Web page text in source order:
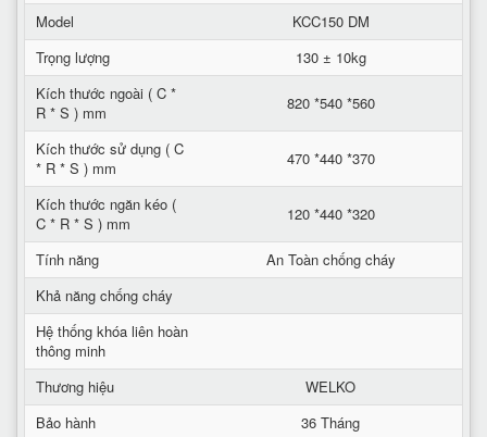
Model
KCC150 DM
Trọng lượng
130 ± 10kg
Kích thước ngoài ( C *
R * S ) mm
820 *540 *560
Kích thước sử dụng ( C
* R * S ) mm
470 *440 *370
Kích thước ngăn kéo (
C * R * S ) mm
120 *440 *320
Tính năng
An Toàn chống cháy
Khả năng chống cháy
Hệ thống khóa liên hoàn
thông minh
Thương hiệu
WELKO
Bảo hành
36 Tháng